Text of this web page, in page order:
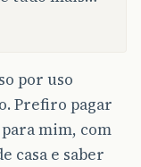
por uso
Prefiro pagar
mim, com
casa e saber